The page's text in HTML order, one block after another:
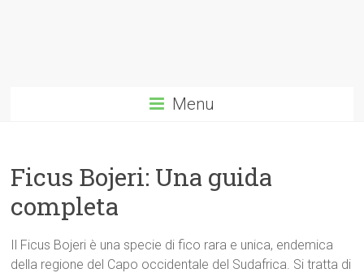
Menu
Ficus Bojeri: Una guida
completa
Il Ficus Bojeri è una specie di fico rara e unica, endemica
della regione del Capo occidentale del Sudafrica. Si tratta di